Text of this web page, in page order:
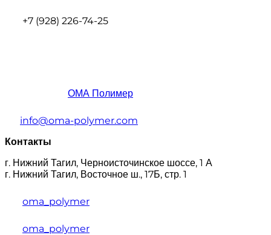
+7 (928) 226-74-25
ОМА Полимер
info@oma-polymer.com
Контакты
г. Нижний Тагил, Черноисточинское шоссе, 1 А
г. Нижний Тагил, Восточное ш., 17Б, стр. 1
oma_polymer
oma_polymer